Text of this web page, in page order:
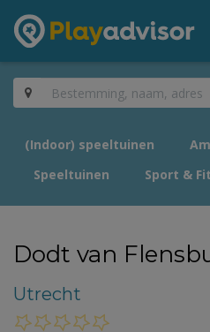
(Indoor) speeltuinen
Speeltuinen
Sport &
Dodt van
Utrecht